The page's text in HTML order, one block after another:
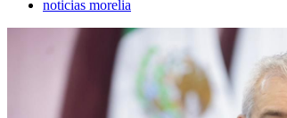
noticias morelia